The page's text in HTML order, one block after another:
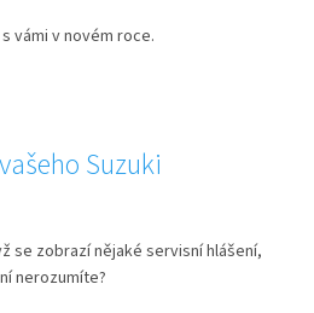
vámi v novém roce.
Suzuki
se zobrazí nějaké servisní hlášení,
nerozumíte?